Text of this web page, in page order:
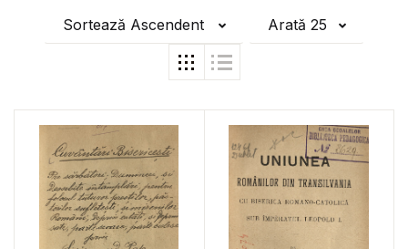
Sortează Ascendent Arată 25